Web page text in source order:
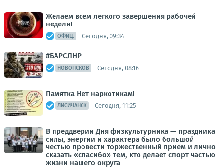
Желаем всем легкого завершения рабочей
недели!
ОФИЦ. Сегодня, 09:34
#БАРСЛНР
НОВОПСКОВ Сегодня, 08:16
Памятка Нет наркотикам!
ЛИСИЧАНСК Сегодня, 11:25
В преддверии Дня физкультурника — праздника
силы, энергии и характера было большой
честью провести торжественный прием и лично
сказать «спасибо» тем, кто делает спорт частью
жизни нашего округа